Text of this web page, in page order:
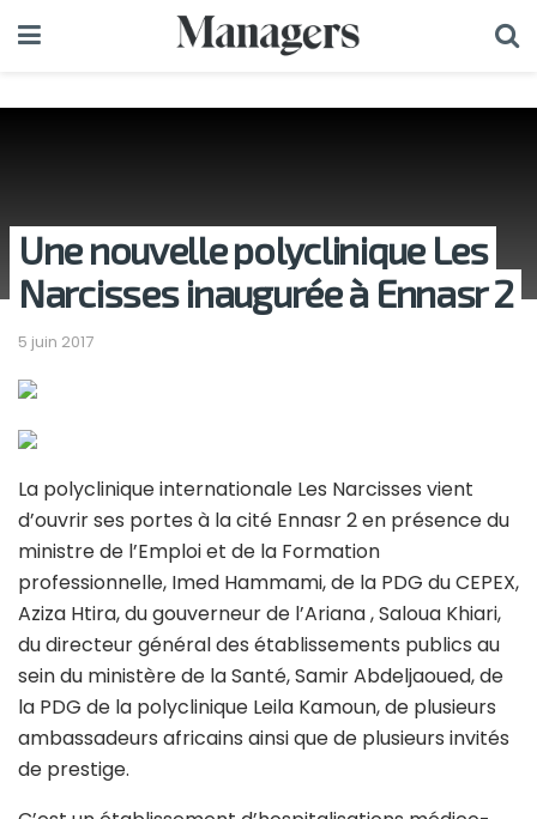
Une nouvelle polyclinique Les
Narcisses inaugurée à Ennasr 2
5 juin 2017
La polyclinique internationale Les Narcisses vient
d’ouvrir ses portes à la cité Ennasr 2 en présence du
ministre de l’Emploi et de la Formation
professionnelle, Imed Hammami, de la PDG du CEPEX,
Aziza Htira, du gouverneur de l’Ariana , Saloua Khiari,
du directeur général des établissements publics au
sein du ministère de la Santé, Samir Abdeljaoued, de
la PDG de la polyclinique Leila Kamoun, de plusieurs
ambassadeurs africains ainsi que de plusieurs invités
de prestige.